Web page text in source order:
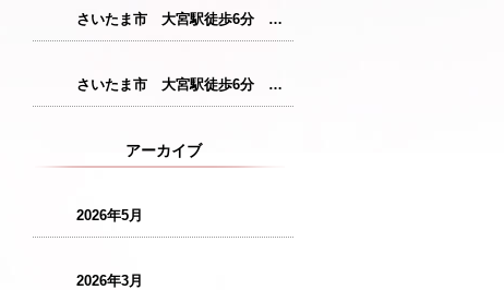
さいたま市 大宮駅徒歩6分 レディースシェービング『仕上がりが格別のシェービングコース』
さいたま市 大宮駅徒歩6分 レディースシェービング『敏感肌の方にも安心パック』
アーカイブ
2026年5月
2026年3月